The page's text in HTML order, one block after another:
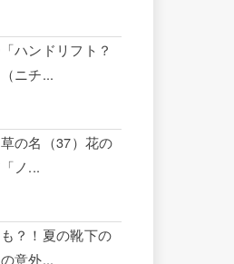
ハンドリフト？
ニチ...
の名（37）花の
ノ...
？！夏の靴下の
意外...